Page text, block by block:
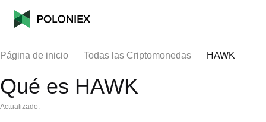
Página de inicio Todas las Criptomonedas HAWK
Qué es HAWK
Actualizado: